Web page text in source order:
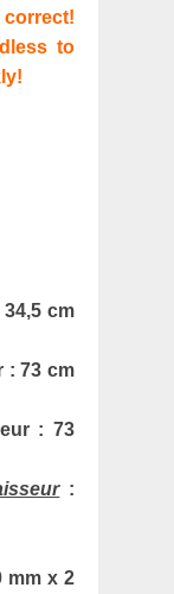
to
cm
: 73 cm
: 73
:
mm x 2